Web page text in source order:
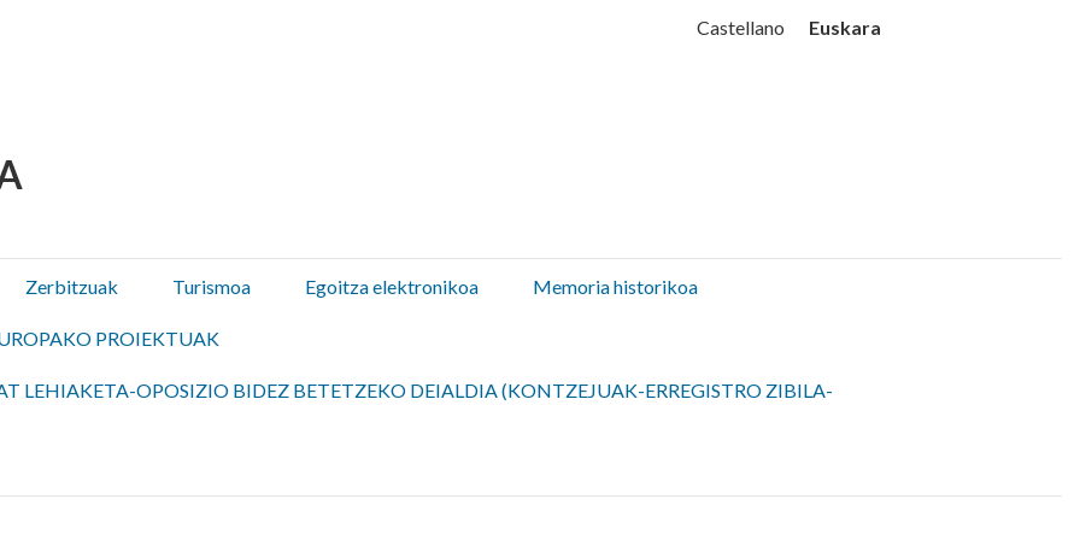
Castellano Euskara
Zerbitzuak Turismoa Egoitza elektronikoa Memoria historikoa
PROIEKTUAK
LEHIAKETA-OPOSIZIO BIDEZ BETETZEKO DEIALDIA (KONTZEJUAK-ERREGISTRO ZIBILA-